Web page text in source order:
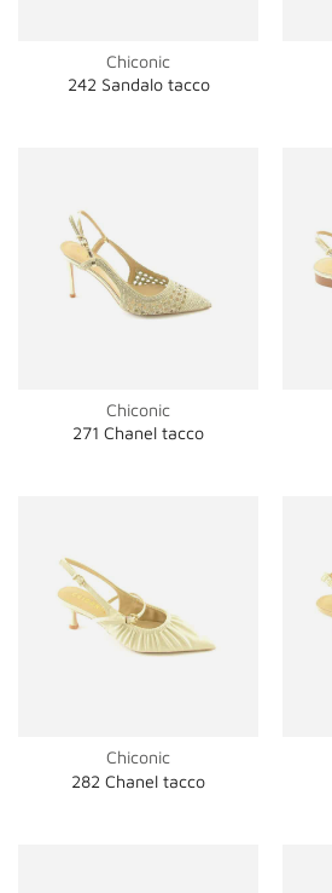
Chiconic
242 Sandalo tacco
Chiconic
271 Chanel tacco
Chiconic
282 Chanel tacco